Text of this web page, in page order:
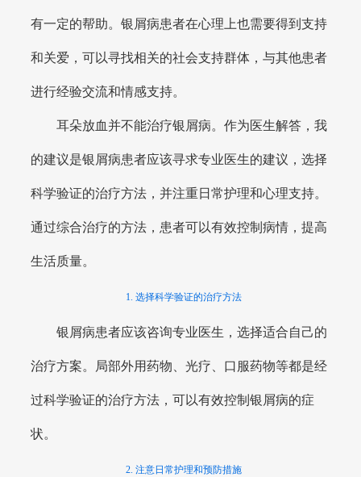
有一定的帮助。银屑病患者在心理上也需要得到支持
和关爱，可以寻找相关的社会支持群体，与其他患者
进行经验交流和情感支持。
耳朵放血并不能治疗银屑病。作为医生解答，我
的建议是银屑病患者应该寻求专业医生的建议，选择
科学验证的治疗方法，并注重日常护理和心理支持。
通过综合治疗的方法，患者可以有效控制病情，提高
生活质量。
1. 选择科学验证的治疗方法
银屑病患者应该咨询专业医生，选择适合自己的
治疗方案。局部外用药物、光疗、口服药物等都是经
过科学验证的治疗方法，可以有效控制银屑病的症
状。
2. 注意日常护理和预防措施